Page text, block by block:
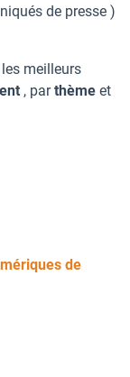
de presse )
meilleurs
, parthème et
de